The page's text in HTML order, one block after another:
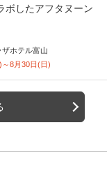
ボしたアフタヌーン
ホテル富山
8月30日(日)